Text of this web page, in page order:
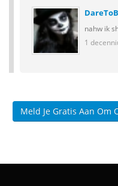
nahw ik
1
Meld Je Gratis Aan Om